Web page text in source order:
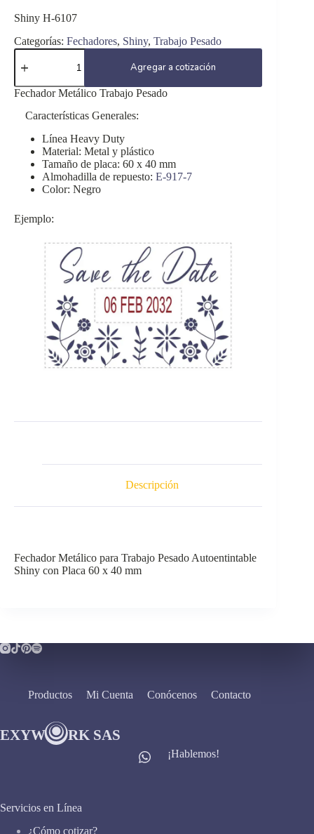
Shiny H-6107
Categorías: Fechadores, Shiny, Trabajo Pesado
Shiny
H-
cantidad
Agregar a cotización
Fechador Metálico Trabajo Pesado
Características Generales:
Línea Heavy Duty
Material: Metal y plástico
Tamaño de placa: 60 x 40 mm
Almohadilla de repuesto: E-917-7
Color: Negro
Ejemplo:
Descripción
Fechador Metálico para Trabajo Pesado Autoentintable
Shiny con Placa 60 x 40 mm
Productos Mi Cuenta Conócenos Contacto
¡Hablemos!
Servicios en Línea
¿Cómo cotizar?